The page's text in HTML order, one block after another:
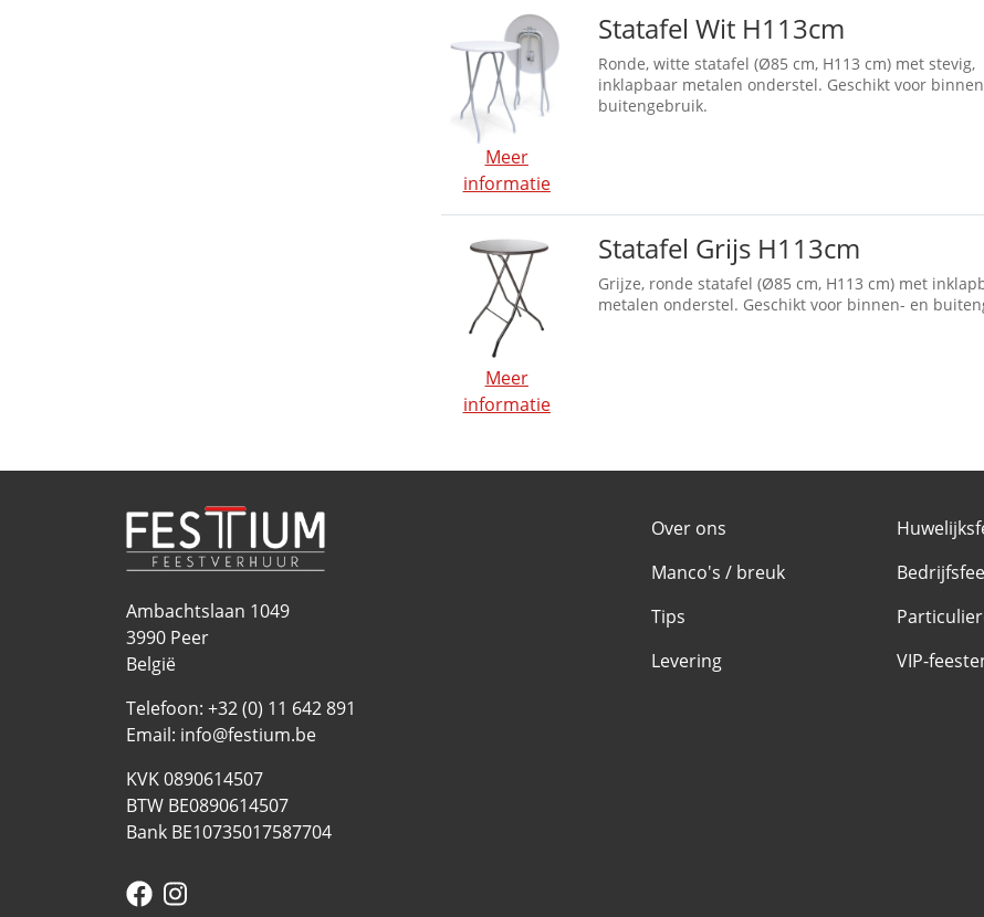
Meer
informatie
Statafel Wit H113cm
Ronde, witte statafel (Ø85 cm, H113 cm) met stevig,
inklapbaar metalen onderstel. Geschikt voor
buitengebruik.
Meer
informatie
Statafel Grijs H113cm
Grijze, ronde statafel (Ø85 cm, H113 cm) met
metalen onderstel. Geschikt voor binnen- en
Ambachtslaan 1049
3990 Peer
België
Telefoon: +32 (0) 11 642 891
Email: info@festium.be
KVK 0890614507
BTW BE0890614507
Bank BE10735017587704
Over ons
Manco's / breuk
Tips
Levering
VIP-